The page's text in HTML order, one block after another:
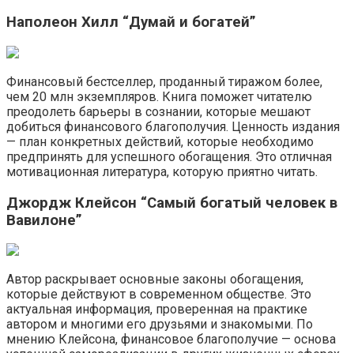
Наполеон Хилл “Думай и богатей”
Финансовый бестселлер, проданный тиражом более,
чем 20 млн экземпляров. Книга поможет читателю
преодолеть барьеры в сознании, которые мешают
добиться финансового благополучия. Ценность издания
— план конкретных действий, которые необходимо
предпринять для успешного обогащения. Это отличная
мотивационная литература, которую приятно читать.
Джордж Клейсон “Самый богатый человек в
Вавилоне”
Автор раскрывает основные законы обогащения,
которые действуют в современном обществе. Это
актуальная информация, проверенная на практике
автором и многими его друзьями и знакомыми. По
мнению Клейсона, финансовое благополучие — основа